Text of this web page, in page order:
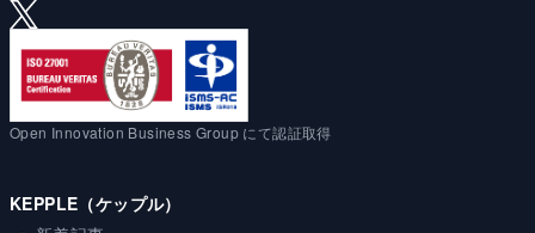
Open Innovation Business Group にて認証取得
KEPPLE（ケップル）